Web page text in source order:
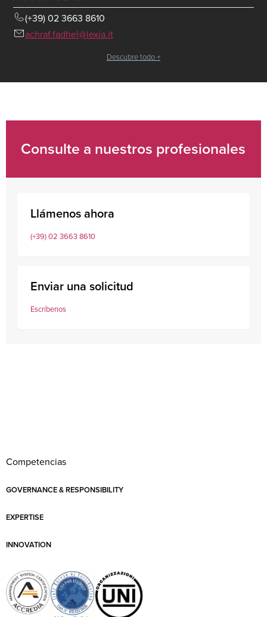
(+39) 02 3663 8610
achraf.fadhel@lexia.it
Descubre todo +
Consulte a nuestros profesionales
Llámenos ahora
(+39) 02 3663 8610
Enviar una solicitud
Escríbenos
Competencias
GOVERNANCE & RESPONSIBILITY
EXPERTISE
INNOVATION